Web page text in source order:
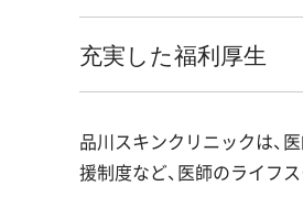
充実した福利厚生
品川スキンクリニックは、
援制度など、医師のライフ